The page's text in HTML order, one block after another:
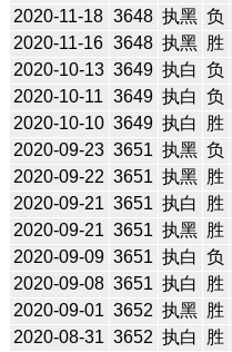
2020-11-18 3648 执黑 负
2020-11-16 3648 执黑 胜
2020-10-13 3649 执白 负
2020-10-11 3649 执白 负
2020-10-10 3649 执白 胜
2020-09-23 3651 执黑 负
2020-09-22 3651 执黑 胜
2020-09-21 3651 执白 胜
2020-09-21 3651 执黑 胜
2020-09-09 3651 执白 负
2020-09-08 3651 执白 胜
2020-09-01 3652 执黑 胜
2020-08-31 3652 执白 胜